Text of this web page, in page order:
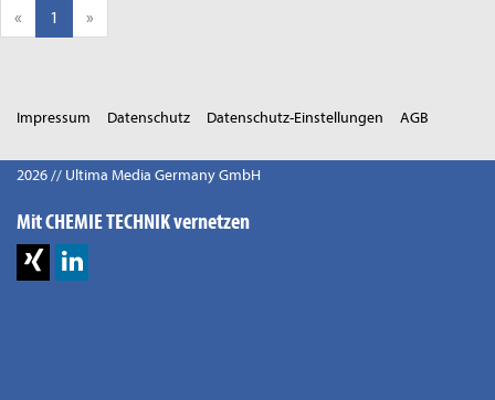
« 1 »
Impressum Datenschutz Datenschutz-Einstellungen AGB
2026 // Ultima Media Germany GmbH
Mit CHEMIE TECHNIK vernetzen